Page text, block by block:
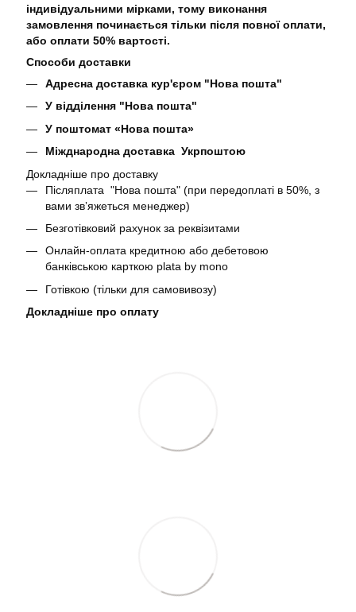
індивідуальними мірками, тому виконання
замовлення починається тільки після повної оплати,
або оплати 50% вартості.
Способи доставки
Адресна доставка кур'єром "Нова пошта"
У відділення "Нова пошта"
У поштомат «Нова пошта»
Міжднародна доставка Укрпоштою
Докладніше про доставку
Післяплата "Нова пошта" (при передоплаті в 50%, з
вами звʼяжеться менеджер)
Безготівковий рахунок за реквізитами
Онлайн-оплата кредитною або дебетовою
банківською карткою plata by mono
Готівкою (тільки для самовивозу)
Докладніше про оплату